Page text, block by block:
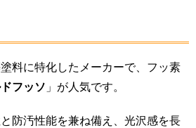
料に特化したメーカーで、フッ素
フッソ 」が人気です。
防汚性能を兼ね備え、光沢感を長